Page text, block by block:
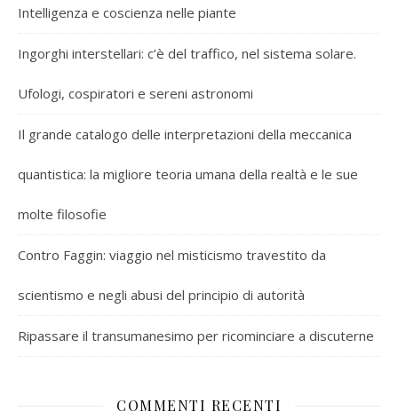
Intelligenza e coscienza nelle piante
Ingorghi interstellari: c’è del traffico, nel sistema solare.
Ufologi, cospiratori e sereni astronomi
Il grande catalogo delle interpretazioni della meccanica
quantistica: la migliore teoria umana della realtà e le sue
molte filosofie
Contro Faggin: viaggio nel misticismo travestito da
scientismo e negli abusi del principio di autorità
Ripassare il transumanesimo per ricominciare a discuterne
COMMENTI RECENTI